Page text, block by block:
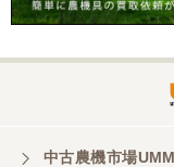
迅速丁寧に
です。
中古農機市場